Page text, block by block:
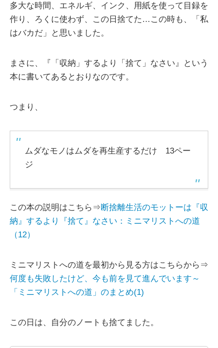
多大な時間、エネルギ、インク、用紙を使って目録を
作り、ろくに使わず、この日捨てた…この時も、「私
はバカだ」と思いました。
まさに、『「収納」するより「捨て」なさい』という
本に書いてあるとおりなのです。
つまり、
ムダなモノはムダを再生産するだけ 13ペー
ジ
この本の説明はこちら⇒断捨離生活のモットーは『収
納』するより『捨て』なさい：ミニマリストへの道
（12）
ミニマリストへの道を最初から見る方はこちらから⇒
何度も失敗したけど、今も前を見て進んでいます～
「ミニマリストへの道」のまとめ(1)
この日は、自分のノートも捨てました。